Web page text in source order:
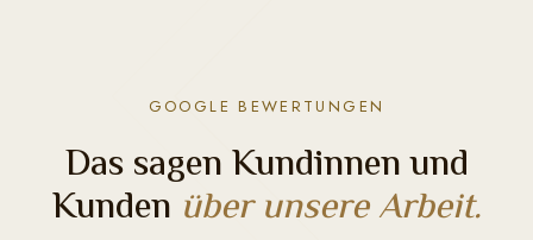
GOOGLE BEWERTUNGEN
Das sagen Kundinnen und
Kunden über unsere Arbeit.